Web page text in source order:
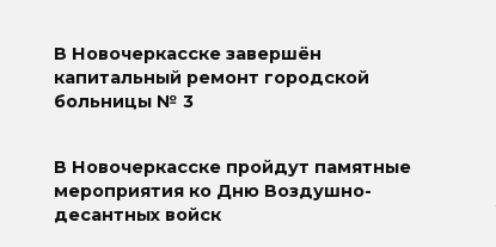
В Новочеркасске завершён
капитальный ремонт городской
больницы № 3
В Новочеркасске пройдут памятные
мероприятия ко Дню Воздушно-
десантных войск